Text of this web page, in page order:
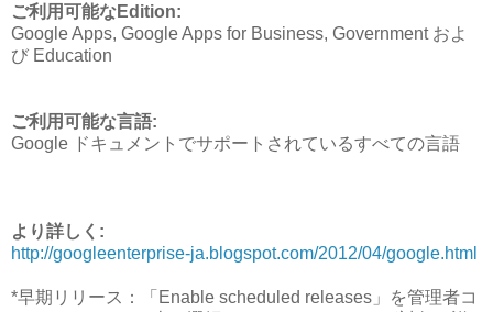
ご利用可能なEdition:
Google Apps, Google Apps for Business, Government およ
び Education
ご利用可能な言語:
Google ドキュメントでサポートされているすべての言語
より詳しく:
http://googleenterprise-ja.blogspot.com/2012/04/google.html
*早期リリース：「Enable scheduled releases」を管理者コ